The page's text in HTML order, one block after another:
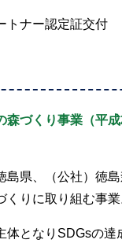
ナー認定証交付
森づくり事業（平成
島県、（公社）徳
りに取り組む事業
体となりSDGsの達